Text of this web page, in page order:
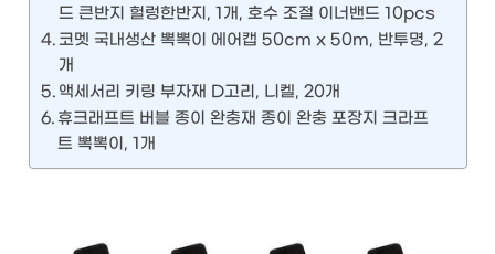
드 큰반지 헐렁한반지, 1개, 호수 조절 이너밴드 10pcs
코멧 국내생산 뽁뽁이 에어캡 50cm x 50m, 반투명, 2
개
액세서리 키링 부자재 D고리, 니켈, 20개
휴크래프트 버블 종이 완충재 종이 완충 포장지 크라프
트 뽁뽁이, 1개